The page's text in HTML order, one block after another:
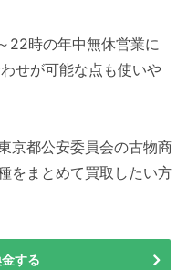
22時の年中無休営業に
せが可能な点も使いや
京都公安委員会の古物商
をまとめて買取したい方
する